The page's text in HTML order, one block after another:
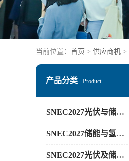
当前位置： 首页 > 供应商机 >
产品分类 Product
SNEC2027光伏与储能展
SNEC2027储能与氢能展
SNEC2027光伏及储能展